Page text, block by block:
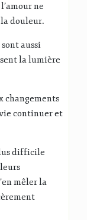
ne
douleur.
aussi
la lumière
changements
vie continuer et
difficile
mêler la